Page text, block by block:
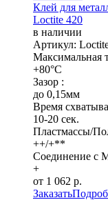
Клей для
Loctite 420
в наличии
Артикул:
Максимальная
+80°C
Зазор :
до 0,15мм
Время
10-20 сек.
Пластмассы/
++/+**
Соединение с
+
от 1 062 р.
Заказать